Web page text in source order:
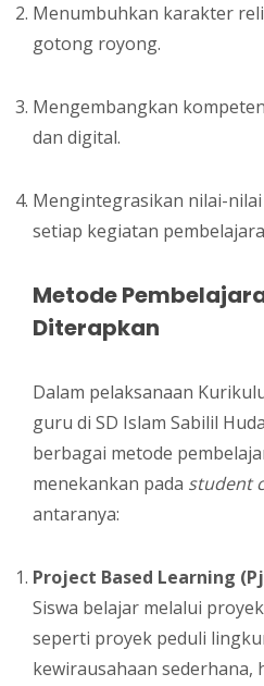
Menumbuhkan karakter
gotong royong.
Mengembangkan
dan digital.
Mengintegrasikan nilai-
setiap kegiatan
Metode
Diterapkan
Dalam pelaksanaan
guru di SD Islam Sabilil
berbagai metode
menekankan pada student
antaranya:
Project Based Learning
Siswa belajar melalui
seperti proyek peduli
kewirausahaan sederhana,